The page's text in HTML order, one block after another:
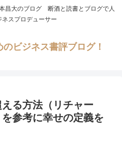
昌大のブログ 断酒と読書とブログで人
スプロデューサー
ビジネス書評ブログ！
る方法（リチャー
を参考に幸せの定義を